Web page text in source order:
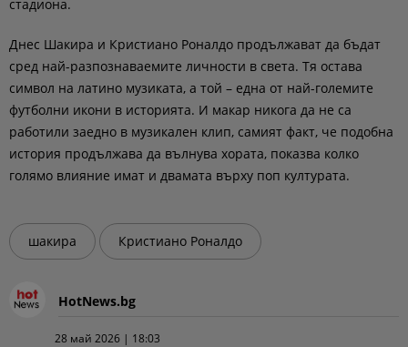
стадиона.
Днес Шакира и Кристиано Роналдо продължават да бъдат
сред най-разпознаваемите личности в света. Тя остава
символ на латино музиката, а той – една от най-големите
футболни икони в историята. И макар никога да не са
работили заедно в музикален клип, самият факт, че подобна
история продължава да вълнува хората, показва колко
голямо влияние имат и двамата върху поп културата.
шакира Кристиано Роналдо
HotNews.bg
28 май 2026 | 18:03